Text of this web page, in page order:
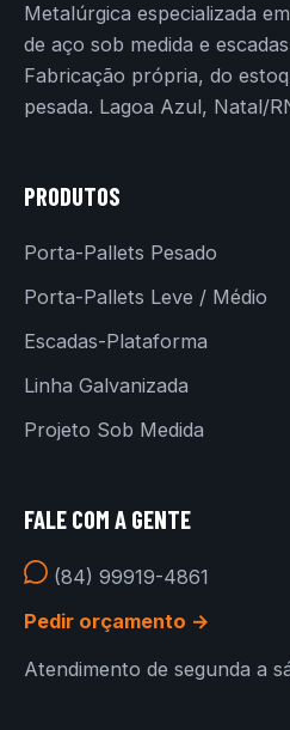
Metalúrgica especializada
de aço sob medida e
Fabricação própria, do
pesada. Lagoa Azul, Natal/
PRODUTOS
Porta-Pallets Pesado
Porta-Pallets Leve / Médio
Escadas-Plataforma
Linha Galvanizada
Projeto Sob Medida
FALE COM A GENTE
(84) 99919-4861
Pedir orçamento →
Atendimento de segunda a